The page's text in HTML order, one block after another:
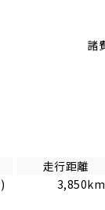
諸
走行距離
3,850km